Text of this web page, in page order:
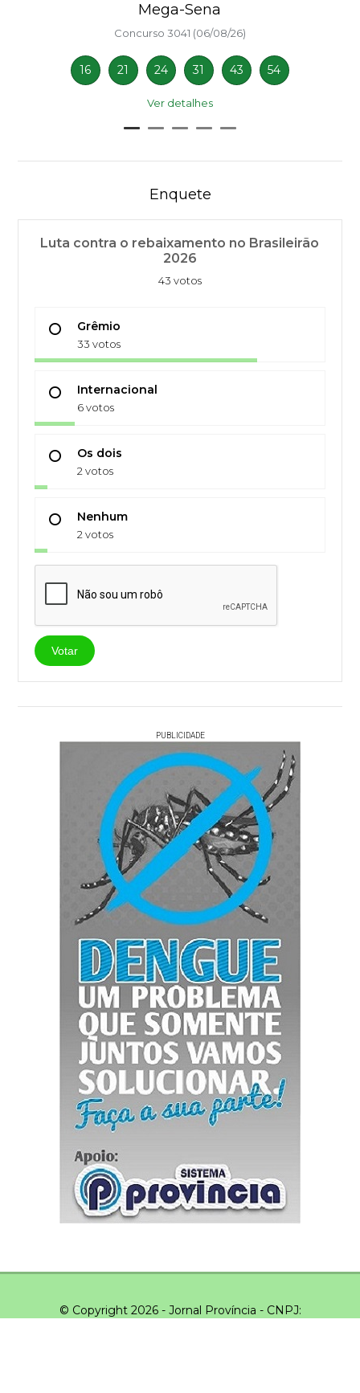
Mega-Sena
Concurso 3041 (06/08/26)
16 21 24 31 43 54
Ver detalhes
Enquete
Luta contra o rebaixamento no Brasileirão
2026
43 votos
Grêmio
33 votos
Internacional
6 votos
Os dois
2 votos
Nenhum
2 votos
Votar
PUBLICIDADE
© Copyright 2026 - Jornal Província - CNPJ: